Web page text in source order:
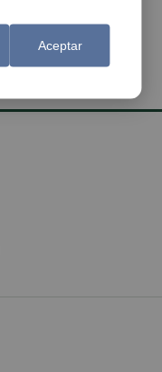
Aceptar